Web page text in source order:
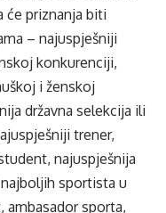
će priznanja biti
– najuspješniji
konkurenciji,
i ženskoj
državna selekcija ili
trener,
najuspješnija
sportista u
ambasador sporta,